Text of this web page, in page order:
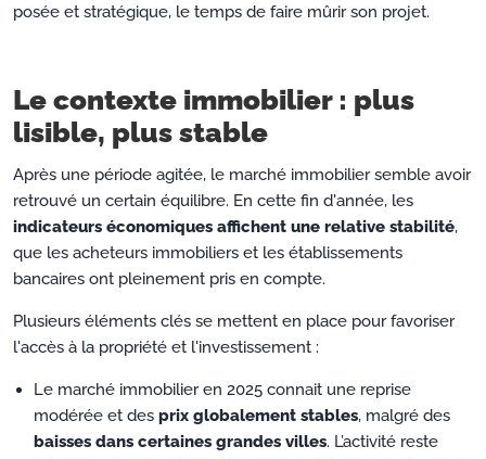
posée et stratégique, le temps de faire mûrir son projet.
Le contexte immobilier : plus
lisible, plus stable
Après une période agitée, le marché immobilier semble avoir
retrouvé un certain équilibre. En cette fin d'année, les
indicateurs économiques affichent une relative stabilité,
que les acheteurs immobiliers et les établissements
bancaires ont pleinement pris en compte.
Plusieurs éléments clés se mettent en place pour favoriser
l'accès à la propriété et l'investissement :
Le marché immobilier en 2025 connait une reprise
modérée et desprix globalement stables, malgré des
baisses dans certaines grandes villes. L’activité reste